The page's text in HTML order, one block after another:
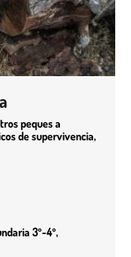
peques a
de supervivencia,
3º-4º,